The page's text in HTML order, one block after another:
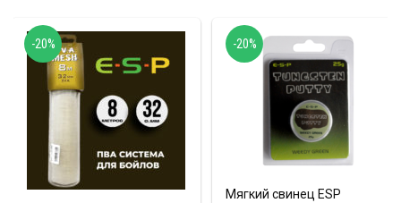
-20%
Мягкий свинец ESP
-20%